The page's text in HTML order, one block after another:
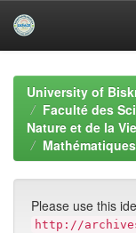
navigationUniversity of
Faculté des
Nature et de la
Mathématiques
Please use this
http://